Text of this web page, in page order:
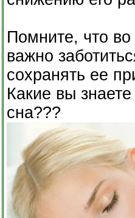
Помните, что
важно
сохранять ее
Какие вы
сна???